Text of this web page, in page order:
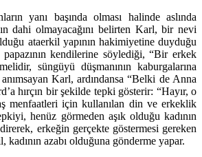
yanı başında olması halinde aslında
dahi olmayacağını belirten Karl, bir nevi
ataerkil yapının hakimiyetine duyduğu
kendilerine söylediği, “Bir erkek
süngüyü düşmanının kaburgalarına
Karl, ardındansa “Belki de Anna
hırçın bir şekilde tepki gösterir: “Hayır, o
menfaatleri için kullanılan din ve erkeklik
henüz görmeden aşık olduğu kadının
erkeğin gerçekte göstermesi gereken
kadının azabı olduğuna gönderme yapar.